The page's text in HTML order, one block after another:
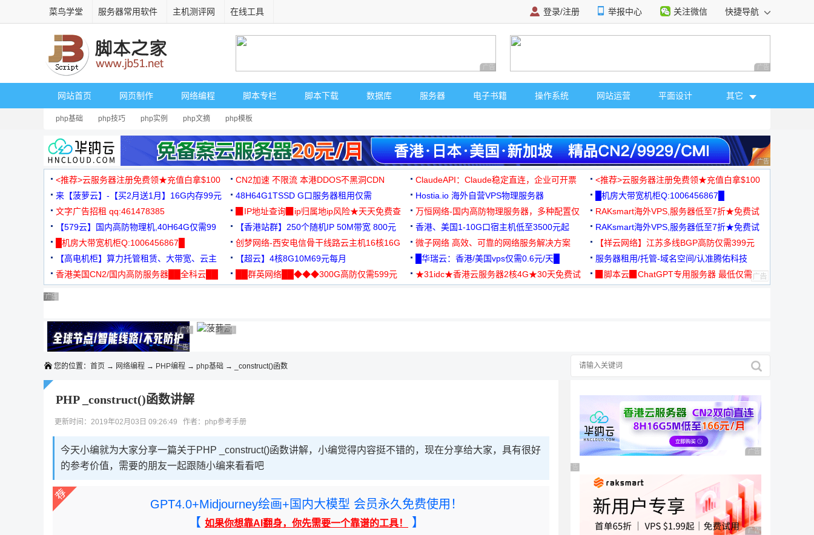
菜鸟学堂 服务器常用软件 主机测评网 在线工具 登录/注册 举报中心 关注微信 快捷导航
广告 商业广告，理性选择 广告 商业广告，理
网站首页 网页制作 网络编程 脚本专栏 脚本下载 数据库 服务器 电子书籍 操作系统 网站运营 平面设计 其它
php基础 php技巧 php实例 php文摘 php模板
广告 商业广告，理
<推荐>云服务器注册免费领★充值白拿$100 CN2加速 不限流 本港DDOS不黑洞CDN ClaudeAPI：Claude稳定直连，企业可开票
<推荐>云服务器注册免费领★充值白拿$100
来【菠萝云】-【买2月送1月】16G内存99元
48H64G1TSSD G口服务器租用仅需
3000+可免费测试
Hostia.io 海外自营VPS物理服务器
█机房大带宽机柜Q:1006456867█
文字广告招租 qq:461478385
▉IP地址查询▉ip归属地ip风险★天天免费查
万恒网络-国内高防物理服务器，多种配置仅
99元/月起
RAKsmart海外VPS,服务器低至7折★免费试
用★
【579云】国内高防物理机,40H64G仅需99
元
【香港站群】250个随机IP 50M带宽 800元 香港、美国1-10G口宿主机低至3500元起
RAKsmart海外VPS,服务器低至7折★免费试
用★
█机房大带宽机柜Q:1006456867█
创梦网络-西安电信骨干线路云主机16核16G
88元/月
微子网络 高效、可靠的网络服务解决方案
【祥云网络】江苏多线BGP高防仅需399元
【高电机柜】算力托管租赁、大带宽、云主
机
【超云】4核8G10M69元每月 █华瑞云：香港/美国vps仅需0.6元/天█
服务器租用/托管-域名空间/认准腾佑科技
香港美国CN2/国内高防服务器██全科云██
██群英网络██◆◆◆300G高防仅需599元
★31idc★香港云服务器2核4G★30天免费试
▉脚本云▉ChatGPT专用服务器 最低仅需
广告 商业广告，理性选择
广告 商业广告，理性选择
广告 商业广告，理性选择
广告 商业广告，理性选择
广告 商业广告，理性选择
广告 商业广告，理性选择
广告 商业广告，理性选择
广告 商业广告，理性选择广告 商业广告，理性选择
广告 商业广告，理性选择
您的位置： 首页 → 网络编程 → PHP编程 → php基础 → _construct()函数
PHP _construct()函数讲解
更新时间：2019年02月03日 09:26:49 作者：php参考手册
今天小编就为大家分享一篇关于PHP _construct()函数讲解，小编觉得内容挺不错的，现在分享给大家，具有很好
的参考价值，需要的朋友一起跟随小编来看看吧
GPT4.0+Midjourney绘画+国内大模型 会员永久免费使用！
【 如果你想靠AI翻身，你先需要一个靠谱的工具！ 】
广告 商业广告，理性
广告 商业广告，理性选择
广告 商业广告，理性